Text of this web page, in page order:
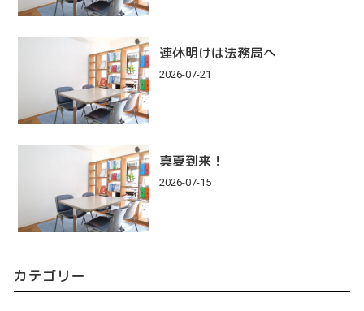
連休明けは法務局へ
2026-07-21
真夏到来！
2026-07-15
カテゴリー